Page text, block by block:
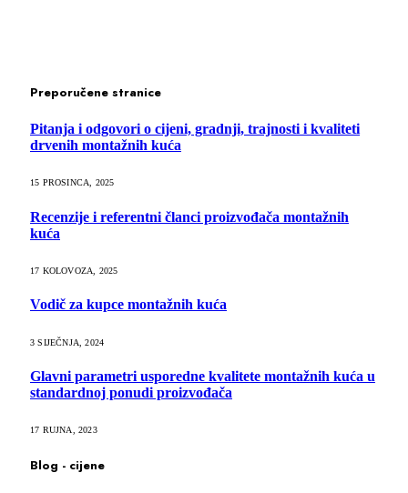
Preporučene stranice
Pitanja i odgovori o cijeni, gradnji, trajnosti i kvaliteti
drvenih montažnih kuća
15 PROSINCA, 2025
Recenzije i referentni članci proizvođača montažnih
kuća
17 KOLOVOZA, 2025
Vodič za kupce montažnih kuća
3 SIJEČNJA, 2024
Glavni parametri usporedne kvalitete montažnih kuća u
standardnoj ponudi proizvođača
17 RUJNA, 2023
Blog - cijene